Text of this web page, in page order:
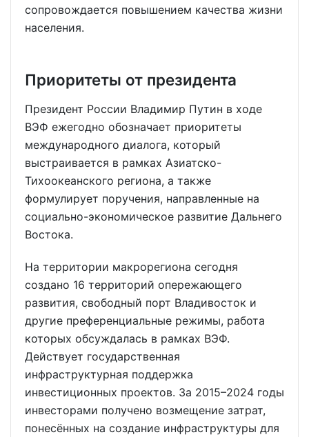
сопровождается повышением качества жизни
населения.
Приоритеты от президента
Президент России Владимир Путин в ходе
ВЭФ ежегодно обозначает приоритеты
международного диалога, который
выстраивается в рамках Азиатско-
Тихоокеанского региона, а также
формулирует поручения, направленные на
социально-экономическое развитие Дальнего
Востока.
На территории макрорегиона сегодня
создано 16 территорий опережающего
развития, свободный порт Владивосток и
другие преференциальные режимы, работа
которых обсуждалась в рамках ВЭФ.
Действует государственная
инфраструктурная поддержка
инвестиционных проектов. За 2015–2024 годы
инвесторами получено возмещение затрат,
понесённых на создание инфраструктуры для